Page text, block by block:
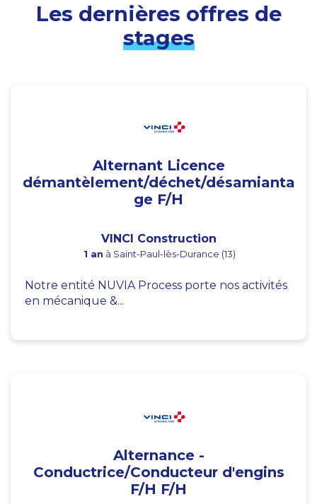
Les dernières offres de
stages
Alternant Licence
démantèlement/déchet/désamianta
ge F/H
VINCI Construction
1 an à Saint-Paul-lès-Durance (13)
Notre entité NUVIA Process porte nos activités
en mécanique &...
Alternance -
Conductrice/Conducteur d'engins
F/H F/H